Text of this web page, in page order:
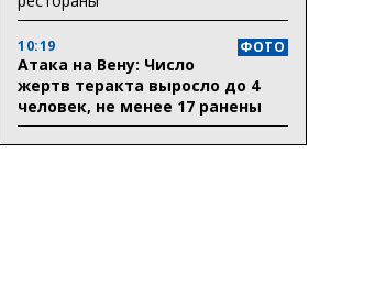
10:19 ФОТО
Атака на Вену: Число
жертв теракта выросло до 4
человек, не менее 17 ранены